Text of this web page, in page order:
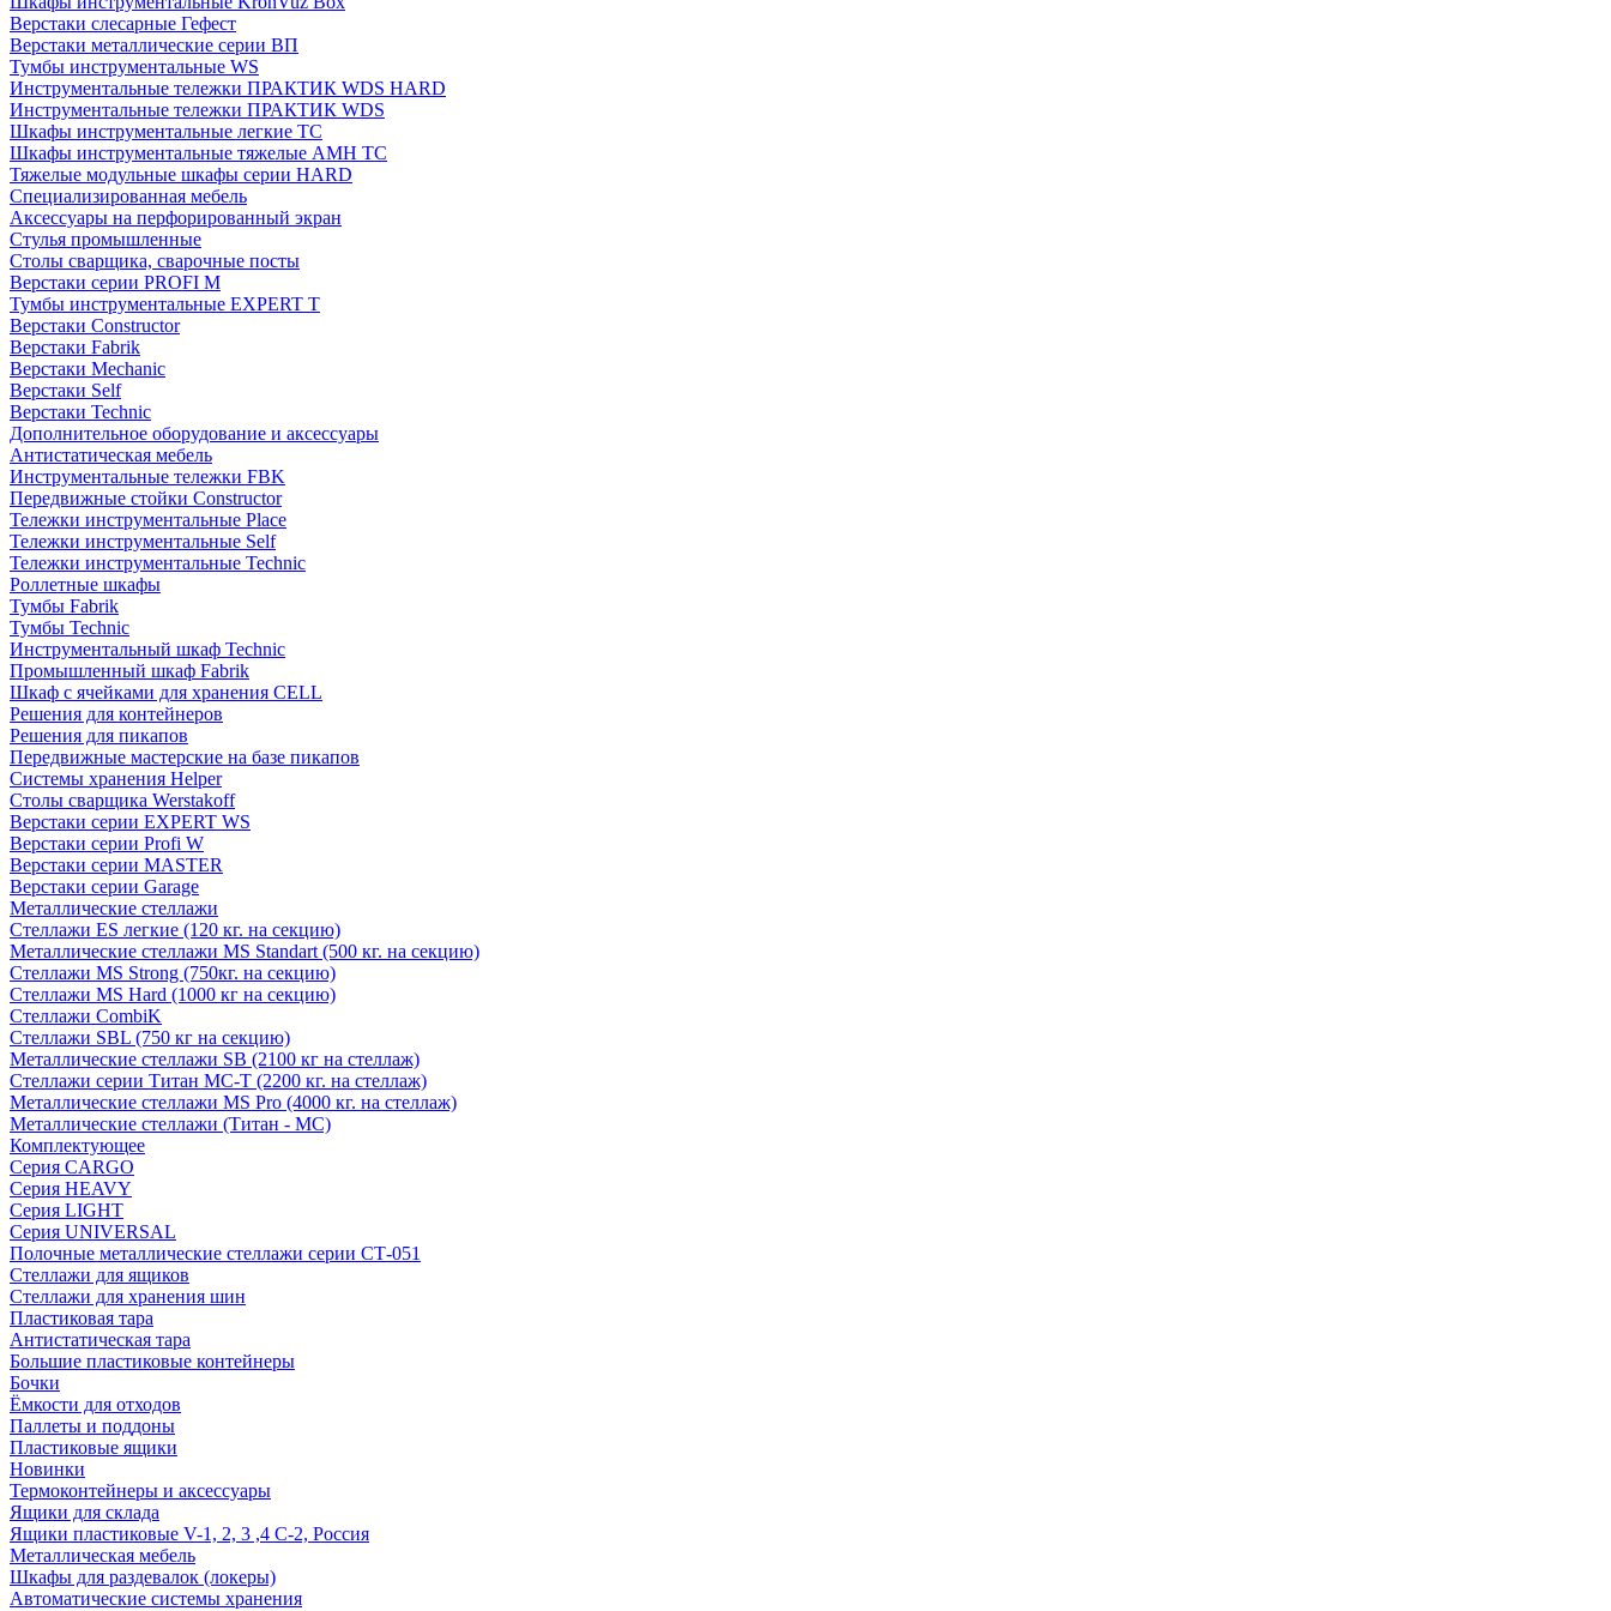
Верстаки слесарные Гефест
Верстаки металлические серии ВП
Тумбы инструментальные WS
Инструментальные тележки ПРАКТИК WDS HARD
Инструментальные тележки ПРАКТИК WDS
Шкафы инструментальные легкие ТС
Шкафы инструментальные тяжелые AMH TC
Тяжелые модульные шкафы серии HARD
Cпециализированная мебель
Аксессуары на перфорированный экран
Стулья промышленные
Столы сварщика, сварочные посты
Верстаки серии PROFI M
Тумбы инструментальные EXPERT T
Верстаки Constructor
Верстаки Fabrik
Верстаки Mechanic
Верстаки Self
Верстаки Technic
Дополнительное оборудование и аксессуары
Антистатическая мебель
Инструментальные тележки FBK
Передвижные стойки Constructor
Тележки инструментальные Place
Тележки инструментальные Self
Тележки инструментальные Technic
Роллетные шкафы
Тумбы Fabrik
Тумбы Technic
Инструментальный шкаф Technic
Промышленный шкаф Fabrik
Шкаф с ячейками для хранения CELL
Решения для контейнеров
Решения для пикапов
Передвижные мастерские на базе пикапов
Системы хранения Helper
Столы сварщика Werstakoff
Верстаки серии EXPERT WS
Верстаки серии Profi W
Верстаки серии MASTER
Верстаки серии Garage
Металлические стеллажи
Стеллажи ES легкие (120 кг. на секцию)
Металлические стеллажи MS Standart (500 кг. на секцию)
Стеллажи MS Strong (750кг. на секцию)
Стеллажи MS Hard (1000 кг на секцию)
Стеллажи CombiK
Стеллажи SBL (750 кг на секцию)
Металлические стеллажи SB (2100 кг на стеллаж)
Стеллажи серии Титан МС-Т (2200 кг. на стеллаж)
Металлические стеллажи MS Pro (4000 кг. на стеллаж)
Металлические стеллажи (Титан - МС)
Комплектующее
Серия CARGO
Серия HEAVY
Серия LIGHT
Серия UNIVERSAL
Полочные металлические стеллажи серии СТ-051
Стеллажи для ящиков
Стеллажи для хранения шин
Пластиковая тара
Антистатическая тара
Большие пластиковые контейнеры
Бочки
Ёмкости для отходов
Паллеты и поддоны
Пластиковые ящики
Новинки
Термоконтейнеры и аксессуары
Ящики для склада
Ящики пластиковые V-1, 2, 3 ,4 С-2, Россия
Металлическая мебель
Шкафы для раздевалок (локеры)
Автоматические системы хранения